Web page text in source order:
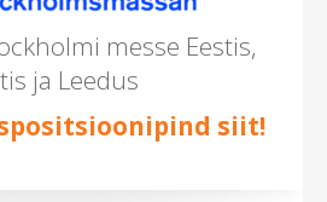
messe Eestis,
ja Leedus
siit!